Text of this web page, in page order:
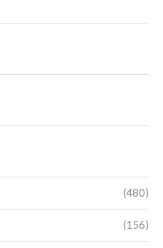
(480)
(156)